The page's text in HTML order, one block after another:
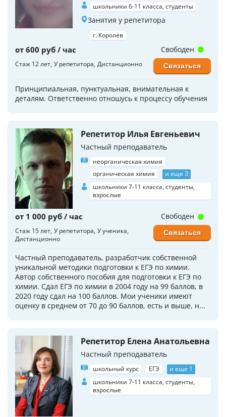
школьники 6-11 класса, студенты
Занятия у репетитора
г. Королёв
от 600 руб / час
Стаж 12 лет У репетитора Дистанционно
Принципиальная, пунктуальная, внимательная к
деталям. Ответственно отношусь к процессу обучения
Свободен
Связаться
Репетитор Илья Евгеньевич
Частный преподаватель
неорганическая химия
органическая химия
и еще 3
школьники 7-11 класса, студенты,
взрослые
от 1 000 руб / час
Стаж 15 лет У репетитора У ученика
Дистанционно
Частный преподаватель, разработчик собственной
уникальной методики подготовки к ЕГЭ по химии.
Автор собственного пособия для подготовки к ЕГЭ по
химии. Сдал ЕГЭ по химии в 2004 году на 99 баллов, в
2020 году сдал на 100 баллов. Мои ученики имеют
оценку в среднем от 70 до 90 баллов, есть и выше, н...
Свободен
Связаться
Репетитор Елена Анатольевна
Частный преподаватель
школьный курс ЕГЭ
и еще 1
школьники 7-11 класса, студенты,
взрослые